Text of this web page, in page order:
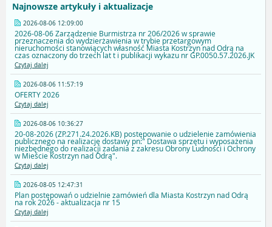
Najnowsze artykuły i aktualizacje
2026-08-06 12:09:00
2026-08-06 Zarządzenie Burmistrza nr 206/2026 w sprawie
przeznaczenia do wydzierżawienia w trybie przetargowym
nieruchomości stanowiących własność Miasta Kostrzyn nad Odrą na
czas oznaczony do trzech lat t i publikacji wykazu nr GP.0050.57.2026.JK
Czytaj dalej
2026-08-06 11:57:19
OFERTY 2026
Czytaj dalej
2026-08-06 10:36:27
20-08-2026 (ZP.271.24.2026.KB) postępowanie o udzielenie zamówienia
publicznego na realizację dostawy pn:" Dostawa sprzętu i wyposażenia
niezbędnego do realizacji zadania z zakresu Obrony Ludności i Ochrony
w Mieście Kostrzyn nad Odrą".
Czytaj dalej
2026-08-05 12:47:31
Plan postępowań o udzielnie zamówień dla Miasta Kostrzyn nad Odrą
na rok 2026 - aktualizacja nr 15
Czytaj dalej